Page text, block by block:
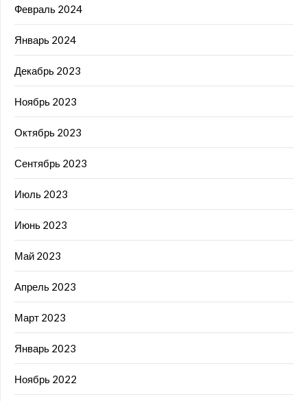
Февраль 2024
Январь 2024
Декабрь 2023
Ноябрь 2023
Октябрь 2023
Сентябрь 2023
Июль 2023
Июнь 2023
Май 2023
Апрель 2023
Март 2023
Январь 2023
Ноябрь 2022